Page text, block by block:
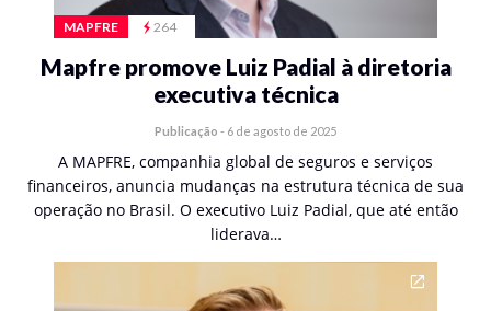
MAPFRE 264
Mapfre promove Luiz Padial à diretoria
executiva técnica
Publicação - 6 de agosto de 2025
A MAPFRE, companhia global de seguros e serviços
financeiros, anuncia mudanças na estrutura técnica de sua
operação no Brasil. O executivo Luiz Padial, que até então
liderava…